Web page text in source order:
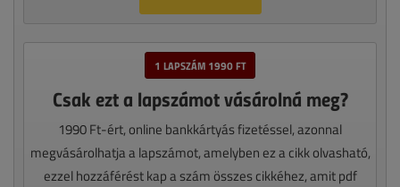
1 LAPSZÁM 1990 FT
Csak ezt a lapszámot vásárolná meg?
1990 Ft-ért, online bankkártyás fizetéssel, azonnal
megvásárolhatja a lapszámot, amelyben ez a cikk olvasható,
ezzel hozzáférést kap a szám összes cikkéhez, amit pdf